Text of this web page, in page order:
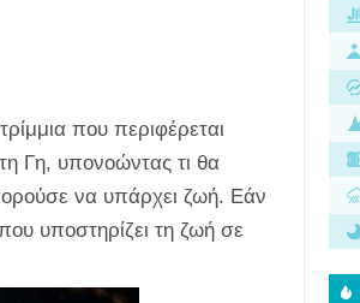
που περιφέρεται
Γη, υπονοώντας τι θα
να υπάρχει ζωή. Εάν
υποστηρίζει τη ζωή σε